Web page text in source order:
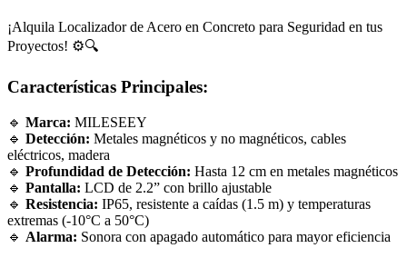
¡Alquila Localizador de Acero en Concreto para Seguridad en tus
Proyectos! ⚙️🔍
Características Principales:
🔹 Marca: MILESEEY
🔹 Detección: Metales magnéticos y no magnéticos, cables
eléctricos, madera
🔹 Profundidad de Detección: Hasta 12 cm en metales magnéticos
🔹 Pantalla: LCD de 2.2” con brillo ajustable
🔹 Resistencia: IP65, resistente a caídas (1.5 m) y temperaturas
extremas (-10°C a 50°C)
🔹 Alarma: Sonora con apagado automático para mayor eficiencia